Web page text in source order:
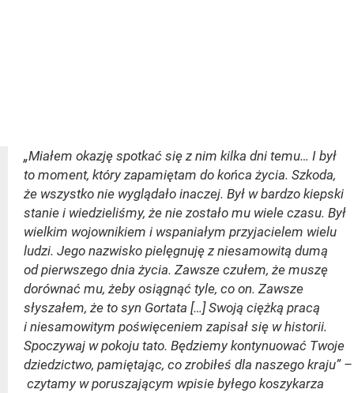
„Miałem okazję spotkać się z nim kilka dni temu… I był
to moment, który zapamiętam do końca życia. Szkoda,
że wszystko nie wyglądało inaczej. Był w bardzo kiepski
stanie i wiedzieliśmy, że nie zostało mu wiele czasu. Był
wielkim wojownikiem i wspaniałym przyjacielem wielu
ludzi. Jego nazwisko pielęgnuję z niesamowitą dumą
od pierwszego dnia życia. Zawsze czułem, że muszę
dorównać mu, żeby osiągnąć tyle, co on. Zawsze
słyszałem, że to syn Gortata […] Swoją ciężką pracą
i niesamowitym poświęceniem zapisał się w historii.
Spoczywaj w pokoju tato. Będziemy kontynuować Twoje
dziedzictwo, pamiętając, co zrobiłeś dla naszego kraju” –
czytamy w poruszającym wpisie byłego koszykarza